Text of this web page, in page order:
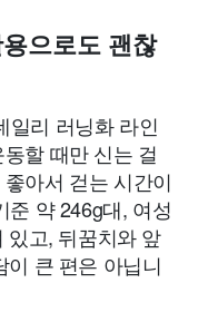
으로도 괜찮
일리 러닝화 라인
할 때만 신는 걸
아서 걷는 시간이
준 약 246g대, 여성
있고, 뒤꿈치와 앞
이 큰 편은 아닙니